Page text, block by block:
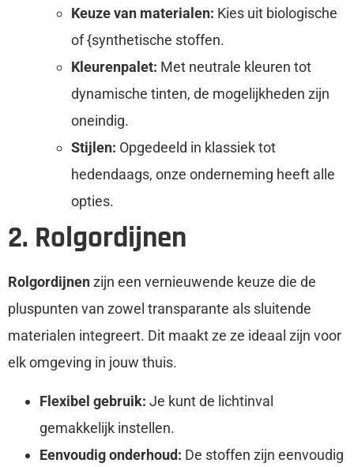
Keuze van materialen: Kies uit biologische
of {synthetische stoffen.
Kleurenpalet: Met neutrale kleuren tot
dynamische tinten, de mogelijkheden zijn
oneindig.
Stijlen: Opgedeeld in klassiek tot
hedendaags, onze onderneming heeft alle
opties.
2. Rolgordijnen
Rolgordijnenzijn een vernieuwende keuze die de
pluspunten van zowel transparante als sluitende
materialen integreert. Dit maakt ze ze ideaal zijn voor
elk omgeving in jouw thuis.
Flexibel gebruik: Je kunt de lichtinval
gemakkelijk instellen.
Eenvoudig onderhoud: De stoffen zijn eenvoudig